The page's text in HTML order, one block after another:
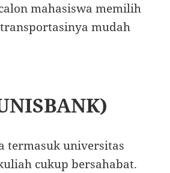
mahasiswa memilih
mudah
termasuk universitas
cukup bersahabat.